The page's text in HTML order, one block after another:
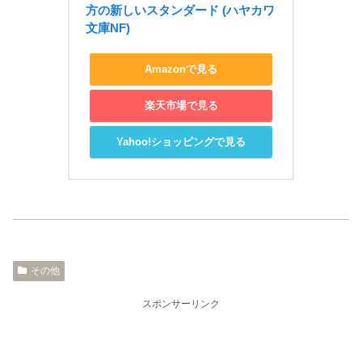
方の新しいスタンダード (ハヤカワ
文庫NF)
Amazonで見る
楽天市場で見る
Yahoo!ショッピングで見る
その他
スポンサーリンク